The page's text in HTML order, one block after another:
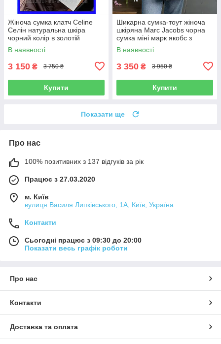
Жіноча сумка клатч Celine
Селін натуральна шкіра
чорний колір в золотій
фурнітурі розкішна сумочка
22см
В наявності
3 150 ₴ 3 750 ₴
Купити
Шикарна сумка-тоут жіноча
шкіряна Marc Jacobs чорна
сумка міні марк якобс з
ременем через плече
В наявності
3 350 ₴ 3 950 ₴
Купити
Показати ще
Про нас
100% позитивних з 137 відгуків за рік
Працює з 27.03.2020
м. Київ
вулиця Василя Липківського, 1А, Київ, Україна
Контакти
Сьогодні працює з 09:30 до 20:00
Показати весь графік роботи
Про нас
Контакти
Доставка та оплата